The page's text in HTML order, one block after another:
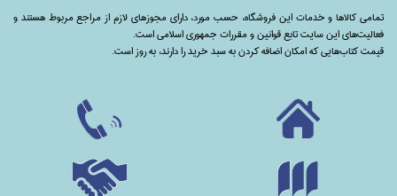
تمامی‌ کالاها و خدمات این فروشگاه، حسب مورد،‌ دارای مجوزهای لازم از مراجع مربوط هستند ‌و‌‌
فعالیت‌های این سایت تابع قوانین و مقررات جمهوری اسلامی است.
قیمت کتاب‌هایی که امکان اضافه کردن به سبد خرید را دارند،‌ به روز است.